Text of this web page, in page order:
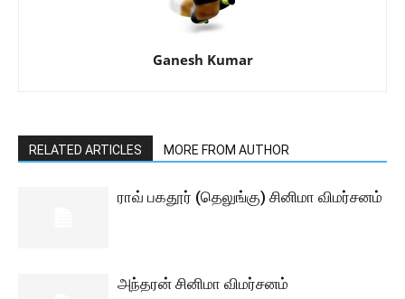
Ganesh Kumar
RELATED ARTICLES MORE FROM AUTHOR
ராவ் பகதூர் (தெலுங்கு) சினிமா விமர்சனம்
அந்தரன் சினிமா விமர்சனம்